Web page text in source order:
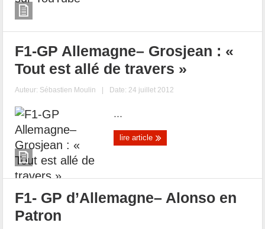
F1-GP Allemagne– Grosjean : «
Tout est allé de travers »
Auteur: Sébastien Moulin | Date: 24 juillet 2012
...
lire article
F1- GP d’Allemagne– Alonso en
Patron